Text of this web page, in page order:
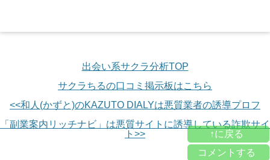
出会い系サクラ分析TOP
サクラちるの口コミ掲示板はこちら
<<和人(かずと)のKAZUTO DIALYは悪質業者の誘導プロフ
「副業案内リッチナビ」は悪質サイトに誘導している詐欺サイ
ト>>
↑に戻る
コメントする